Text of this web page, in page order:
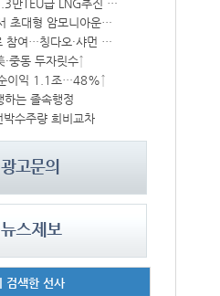
대만 양밍해운, 한화오션에 1.3만TEU급 LNG추진 컨선 6척 발주
덴마크 머스크, HD현대삼호서 초대형 암모니아운반선 인도받아
시노트란스, 中-인도서안항로 참여…칭다오·샤먼 직항
중동 두자릿수↑
이익 1.1조…48%↑
하는 졸속행정
박수주량 희비교차
검색한 선사